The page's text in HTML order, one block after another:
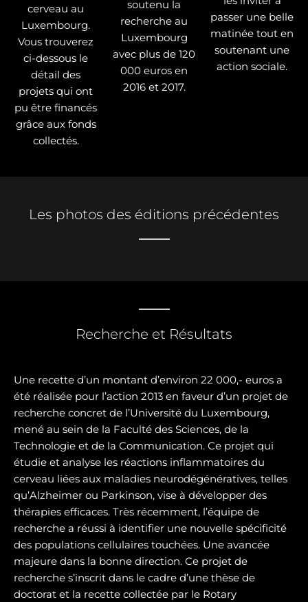
cerveau au
Luxembourg.
Vous trouverez
ci-dessous le
détail des
projets qui ont
pu être financés
grâce aux fonds
collectés.
soutenu la
recherche au
Luxembourg
avec plus de 120
000 euros en
2016 et 2017.
passer une belle
matinée tout en
soutenant une
action sociale.
Les photos des éditions précédentes
Recherche et Résultats
Une recette d’un montant d’environ 22 000,- euros a
été réalisée pour l’action 2013 en faveur d’un projet de
recherche concret de l’Université du Luxembourg,
mené au sein de la Faculté des Sciences, de la
Technologie et de la Communication. Ce projet qui
étudie et analyse les réactions inflammatoires du
cerveau liées aux maladies neurodégénératives, telles
qu’Alzheimer ou Parkinson, vise à développer des
thérapies efficaces. Très récemment, l’équipe de
recherche a réussi à identifier une nouvelle spécificité
des populations cellulaires touchées. Une avancée
majeure dans la bonne direction. Ce projet de
recherche s’inscrit dans le cadre d’une thèse de
doctorat et la recette collectée par le Rotary